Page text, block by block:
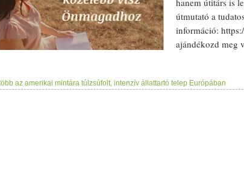
hanem útitárs is
útmutató a
információ:
ajándékozd meg
az amerikai mintára túlzsúfolt, intenzív állattartó telep Európában